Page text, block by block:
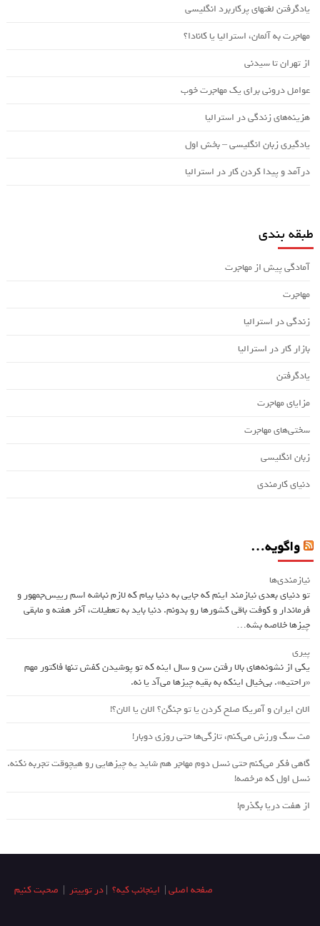
یادگرفتن لغتهای پرکاربرد انگلیسی
مهاجرت به آلمان، استرالیا یا کانادا؟
از تهران تا سیدنی
عوامل درونی برای یک مهاجرت خوب
هزینه‌های زندگی در استرالیا
یادگیری زبان انگلیسی – بخش اول
درآمد و پیدا کردن کار در استرالیا
طبقه بندی
آمادگی پیش از مهاجرت
مهاجرت
زندگی در استرالیا
بازار کار در استرالیا
یادگرفتن
مزایای مهاجرت
سختی‌های مهاجرت
زبان انگلیسی
دنیای کارمندی
واگویه…
نیازمندی‌ها
تو دنیای بعدی نیازمند اینم که جایی به دنیا بیام که لازم نباشه اسم ريیس‌جمهور و
فرماندار و کوفت باقی کشورها رو بدونم. دنیا باید به تعطیلات، آخر هفته و مابقی
چیزها خلاصه بشه…
پیری
یکی از نشونه‌های بالا رفتن سن و سال اینه که تو پوشیدن کفش تنها فاکتور مهم
«راحتیه». بی‌خیال اینکه به بقیه چیزها می‌آد یا نه.
الان ایران و آمریکا صلح کردن یا تو جنگن؟‌ الان یا الان؟!
مث سگ ورزش می‌کنم، تازگی‌ها حتی روزی دوبار!
گاهی فکر می‌کنم حتی نسل دوم مهاجر هم شاید یه چیزهایی رو هیچوقت تجربه نکنه.
نسل اول که مرخصه!
از هفت دریا بگذرم!
صفحه اصلی| اینجانب کیه؟ |در توییتر | صحبت کنیم